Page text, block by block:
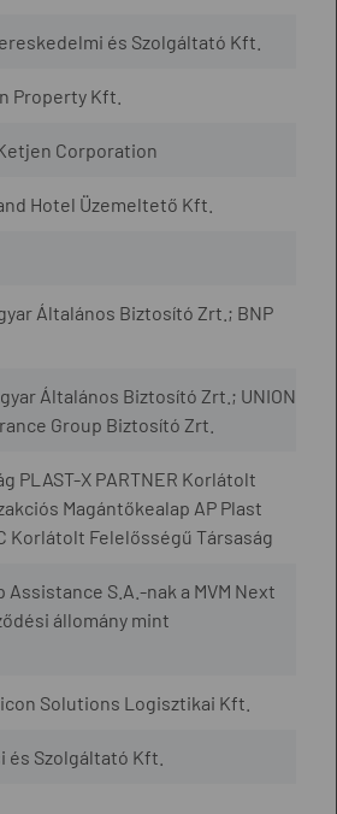
és Szolgáltató Kft.
Property Kft.
Corporation
Hotel Üzemeltető Kft.
Általános Biztosító Zrt.; BNP
Általános Biztosító Zrt.; UNION
Group Biztosító Zrt.
PLAST-X PARTNER Korlátolt
Magántőkealap AP Plast
Korlátolt Felelősségű Társaság
S.A.-nak a MVM Next
állomány mint
Solutions Logisztikai Kft.
és Szolgáltató Kft.